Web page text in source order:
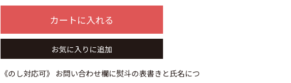
カートに入れる
お気に入りに追加
《のし対応可》 お問い合わせ欄に熨斗の表書きと氏名につ